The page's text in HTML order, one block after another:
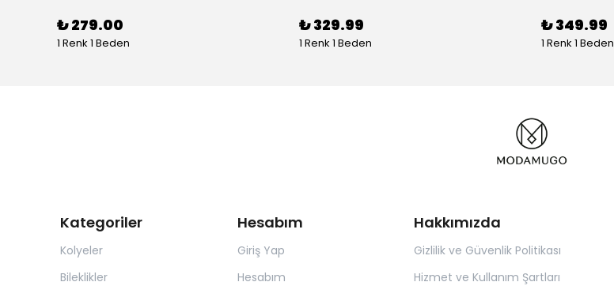
₺ 279.00
1 Renk 1 Beden
₺ 329.99
1 Renk 1 Beden
₺ 349.99
1 Renk 1 Beden
Kategoriler
Kolyeler
Bileklikler
Hesabım
Giriş Yap
Hesabım
Hakkımızda
Gizlilik ve Güvenlik Politikası
Hizmet ve Kullanım Şartları